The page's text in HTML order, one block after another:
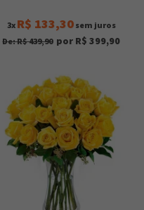
3x R$ 133,30sem juros
De: R$ 439,90 por R$ 399,90